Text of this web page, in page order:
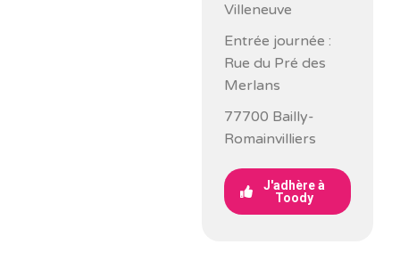
Villeneuve
Entrée journée :
Rue du Pré des
Merlans
77700 Bailly-
Romainvilliers
J'adhère à
Toody